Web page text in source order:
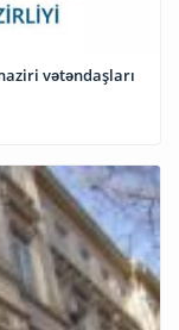
vətəndaşları